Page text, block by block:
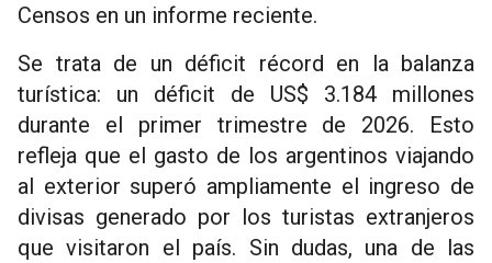
Censos en un informe reciente.
Se trata de un déficit récord en la balanza
turística: un déficit de US$ 3.184 millones
durante el primer trimestre de 2026. Esto
refleja que el gasto de los argentinos viajando
al exterior superó ampliamente el ingreso de
divisas generado por los turistas extranjeros
que visitaron el país. Sin dudas, una de las